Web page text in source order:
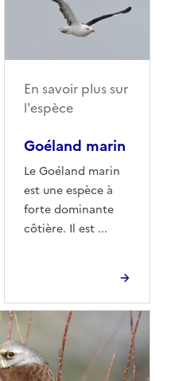
Goéland marin
Le Goéland marin
est une espèce à
forte dominante
côtière. Il est ...
En savoir plus sur
l'espèce